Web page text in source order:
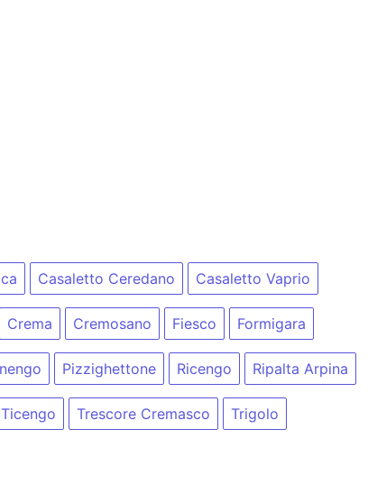
Casaletto Ceredano Casaletto Vaprio
Crema Cremosano Fiesco Formigara
Pizzighettone Ricengo Ripalta Arpina
Ticengo Trescore Cremasco Trigolo